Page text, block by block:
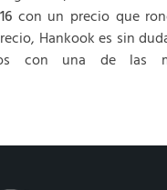
con un precio que
Hankook es sin
con una de las